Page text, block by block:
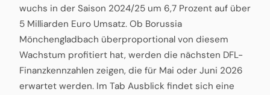
wuchs in der Saison 2024/25 um 6,7 Prozent auf über
5 Milliarden Euro Umsatz. Ob Borussia
Mönchengladbach überproportional von diesem
Wachstum profitiert hat, werden die nächsten DFL-
Finanzkennzahlen zeigen, die für Mai oder Juni 2026
erwartet werden. Im Tab Ausblick findet sich eine